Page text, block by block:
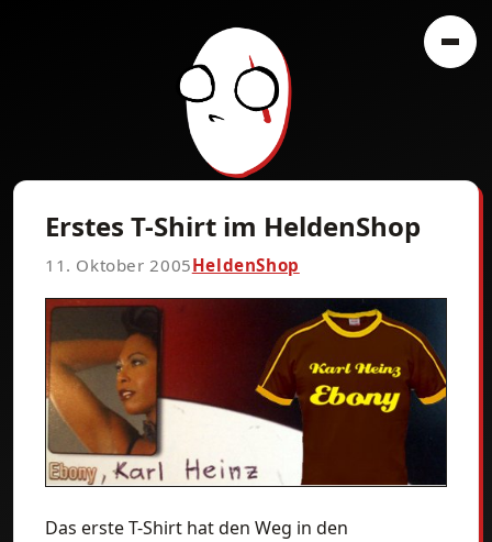
Erstes T-Shirt im HeldenShop
11. Oktober 2005HeldenShop
Das erste T-Shirt hat den Weg in den